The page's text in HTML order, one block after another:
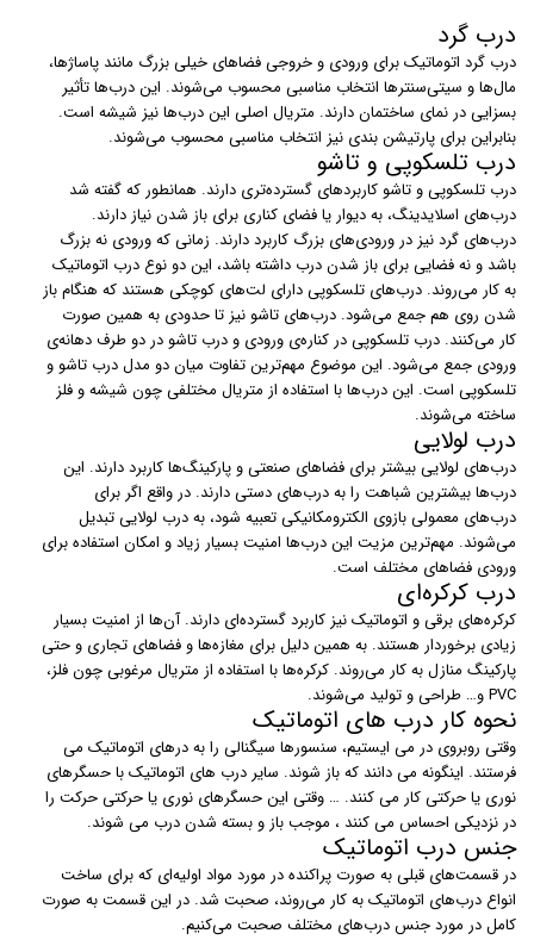
درب گرد
درب‌ گرد اتوماتیک برای ورودی و خروجی فضاهای خیلی بزرگ مانند پاساژ‌ها،
مال‌ها و سیتی‌سنترها انتخاب مناسبی محسوب می‌شوند. این درب‌ها تأثیر
بسزایی در نمای ساختمان دارند. متریال اصلی این درب‌ها نیز شیشه است.
بنابراین برای پارتیشن بندی نیز انتخاب مناسبی محسوب می‌شوند.
درب تلسکوپی و تاشو
درب‌ تلسکوپی و تاشو کاربردهای گسترده‌تری دارند. همانطور که گفته شد
درب‌های اسلایدینگ، به دیوار یا فضای کناری برای باز شدن نیاز دارند.
درب‌های گرد نیز در ورودی‌های بزرگ کاربرد دارند. زمانی که ورودی نه بزرگ
باشد و نه فضایی برای باز شدن درب داشته باشد، این دو نوع درب اتوماتیک
به کار می‌روند. درب‌های تلسکوپی دارای لت‌های کوچکی هستند که هنگام باز
شدن روی هم جمع می‌شود. درب‌های تاشو نیز تا حدودی به همین صورت
کار می‌کنند. درب تلسکوپی در کناره‌ی ورودی و درب تاشو در دو طرف دهانه‌ی
ورودی جمع می‌شود. این موضوع مهم‌ترین تفاوت میان دو مدل درب تاشو و
تلسکوپی است. این درب‌ها با استفاده از متریال مختلفی چون شیشه و فلز
ساخته می‌شوند.
درب لولایی
درب‌های لولایی بیشتر برای فضاهای صنعتی و پارکینگ‌ها کاربرد دارند. این
درب‌ها بیشترین شباهت را به درب‌های دستی دارند. در واقع اگر برای
درب‌های معمولی بازوی الکترومکانیکی تعبیه شود، به درب لولایی تبدیل
می‌شوند. مهم‌ترین مزیت این درب‌ها امنیت بسیار زیاد و امکان استفاده برای
ورودی فضاهای مختلف است.
درب کرکره‌ای
کرکره‌های برقی و اتوماتیک نیز کاربرد گسترده‌ای دارند. آن‌ها از امنیت بسیار
زیادی برخوردار هستند. به همین دلیل برای مغازه‌ها و فضاهای تجاری و حتی
پارکینگ منازل به کار می‌روند. کرکره‌ها با استفاده از متریال مرغوبی چون فلز،
PVC و… طراحی و تولید می‌شوند.
نحوه کار درب های اتوماتیک
وقتی روبروی در می ایستیم، سنسورها سیگنالی را به درهای اتوماتیک می
فرستند. اینگونه می دانند که باز شوند. سایر درب های اتوماتیک با حسگرهای
نوری یا حرکتی کار می کنند. … وقتی این حسگرهای نوری یا حرکتی حرکت را
در نزدیکی احساس می کنند ، موجب باز و بسته شدن درب می شوند.
جنس درب اتوماتیک
در قسمت‌های قبلی به صورت پراکنده در مورد مواد اولیه‌ای که برای ساخت
انواع درب‌های اتوماتیک به کار می‌روند،‌ صحبت شد. در این قسمت به صورت
کامل در مورد جنس درب‌های مختلف صحبت می‌کنیم.